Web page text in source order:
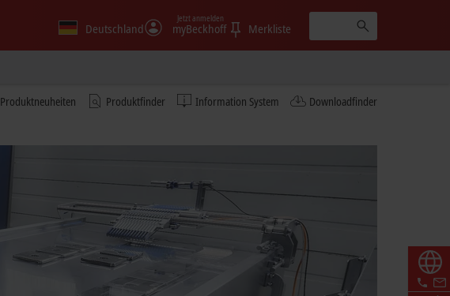
Deutschland myBeckhoff
Jetzt anmelden
Merkliste
Produktneuheiten Produktfinder Information System
Downloadfinder